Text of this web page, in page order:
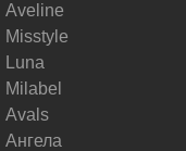
Aveline
Misstyle
Luna
Milabel
Avals
Ангела